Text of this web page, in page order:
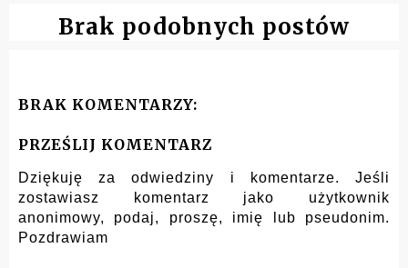
Brak podobnych postów
BRAK KOMENTARZY:
PRZEŚLIJ KOMENTARZ
Dziękuję za odwiedziny i komentarze. Jeśli
zostawiasz komentarz jako użytkownik
anonimowy, podaj, proszę, imię lub pseudonim.
Pozdrawiam